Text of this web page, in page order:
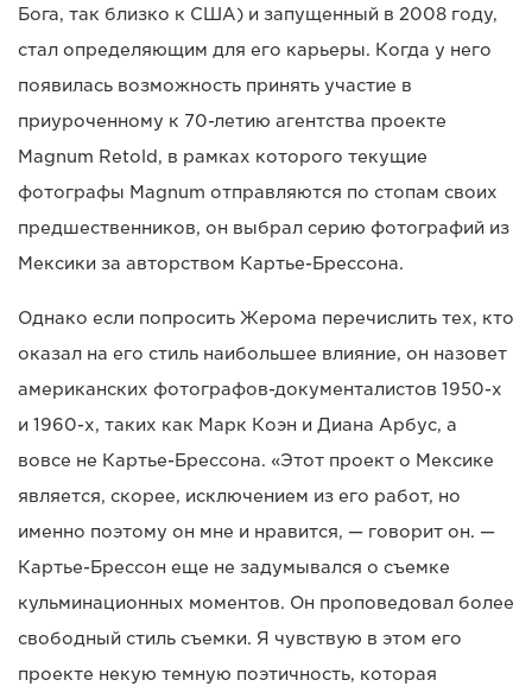
Бога, так близко к США) и запущенный в 2008 году,
стал определяющим для его карьеры. Когда у него
появилась возможность принять участие в
приуроченному к 70-летию агентства проекте
Magnum Retold, в рамках которого текущие
фотографы Magnum отправляются по стопам своих
предшественников, он выбрал серию фотографий из
Мексики за авторством Картье-Брессона.
Однако если попросить Жерома перечислить тех, кто
оказал на его стиль наибольшее влияние, он назовет
американских фотографов-документалистов 1950-х
и 1960-х, таких как Марк Коэн и Диана Арбус, а
вовсе не Картье-Брессона. «Этот проект о Мексике
является, скорее, исключением из его работ, но
именно поэтому он мне и нравится, — говорит он. —
Картье-Брессон еще не задумывался о съемке
кульминационных моментов. Он проповедовал более
свободный стиль съемки. Я чувствую в этом его
проекте некую темную поэтичность, которая